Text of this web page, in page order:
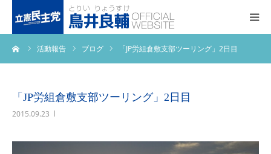
活動報告 ブログ 「JP労組倉敷支部ツーリング」2日目
「JP労組倉敷支部ツーリング」2日目
2015.09.23
トップページ
プロフィール